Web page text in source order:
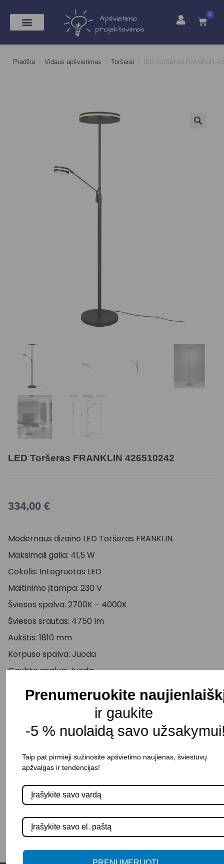
0
Pradžia > Vidaus apšvietimas > Toršerai > LED Toršeras FRANKLIN
LED Toršeras FRANKLIN 426510242
334,00 €
Modernaus dizaino LED Toršeras FRANKLIN.
Maksimali galia: 41,5 W
Cokolis: Integruotas LED
Maitinimo įtampa: 230 V
Šviesos spalva: 2700K – 4000K
Šviesos srautas: 4750 lm
Aukštis: 1810 mm
Korpuso spalva: Juoda
Gaubto spalva: Juoda
Šviesos reguliavimas: Galimas
Šviesos reguliavimo būdas: Sensorinis (Touch
Atsparumas drėgmei: IP20
+ Į KREPŠELĮ
Prenumeruokite
ir gaukite
-5 % nuolaidą savo
Taip pat pirmieji sužinosite apšvietimo naujienas, šviestuvų
apžvalgas ir tendencijas!